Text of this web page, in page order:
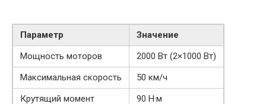
Параметр
Значение
Мощность моторов
2000 Вт (2×1000 Вт)
Максимальная скорость
50 км/ч
Крутящий момент
90 Н·м